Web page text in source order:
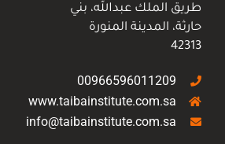
طريق الملك عبدالله، بني
حارثة، المدينة المنورة
42313
00966596011209
www.taibainstitute.com.sa
info@taibainstitute.com.sa